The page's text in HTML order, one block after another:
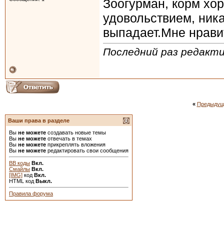
Зоогурман, корм
удовольствием,
выпадает.Мне
Последний раз
«
Ваши права в разделе
Вы не можете создавать новые темы
Вы не можете отвечать в темах
Вы не можете прикреплять вложения
Вы не можете редактировать свои сообщения
BB коды Вкл.
Смайлы Вкл.
[IMG] код Вкл.
HTML код Выкл.
Правила форума